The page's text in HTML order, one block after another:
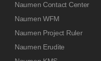
Naumen Contact Center
Naumen WFM
Naumen Project Ruler
Naumen Erudite